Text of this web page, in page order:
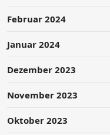
Februar 2024
Januar 2024
Dezember 2023
November 2023
Oktober 2023